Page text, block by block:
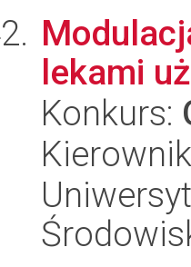
lekami
Konkurs: